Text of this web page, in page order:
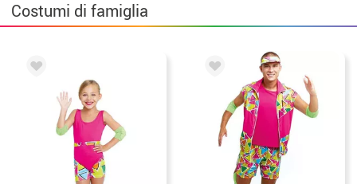
Costumi di famiglia